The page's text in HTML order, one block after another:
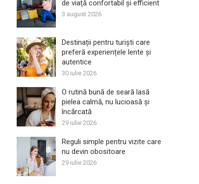
de viață confortabil și efficient
3 august 2026
Destinații pentru turiști care
preferă experiențele lente și
autentice
30 iulie 2026
O rutină bună de seară lasă
pielea calmă, nu lucioasă și
încărcată
29 iulie 2026
Reguli simple pentru vizite care
nu devin obositoare
29 iulie 2026